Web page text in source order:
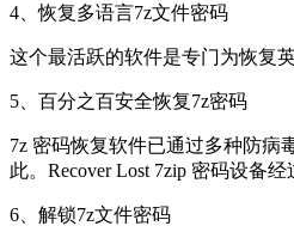
4、恢复多语言7z文件密码
这个最活跃的软件是专门为恢复
5、百分之百安全恢复7z密码
7z 密码恢复软件已通过多种防病
此。Recover Lost 7zip 密码设备
6、解锁7z文件密码